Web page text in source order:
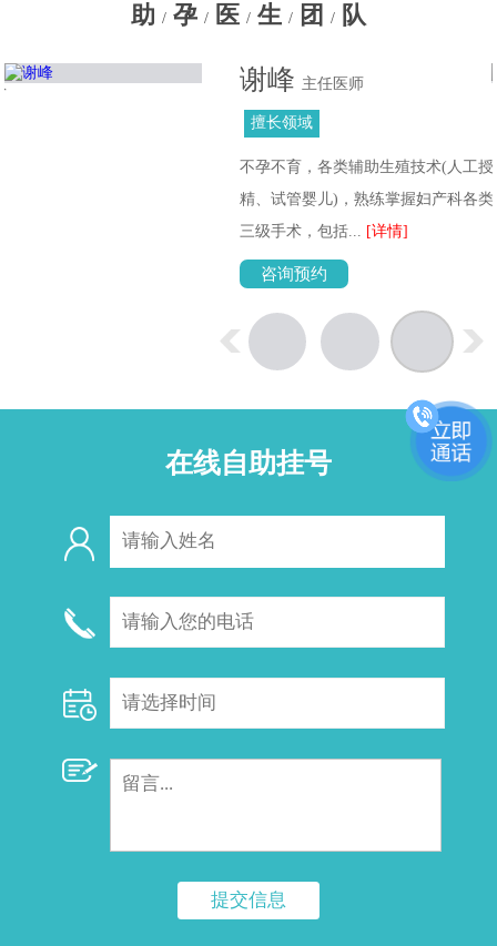
助 / 孕 / 医 / 生 / 团 / 队
谢峰 主任医师
擅长领域
不孕不育，各类辅助生殖技术(人工授
精、试管婴儿)，熟练掌握妇产科各类
三级手术，包括... [详情]
咨询预约
在线自助挂号
提交信息